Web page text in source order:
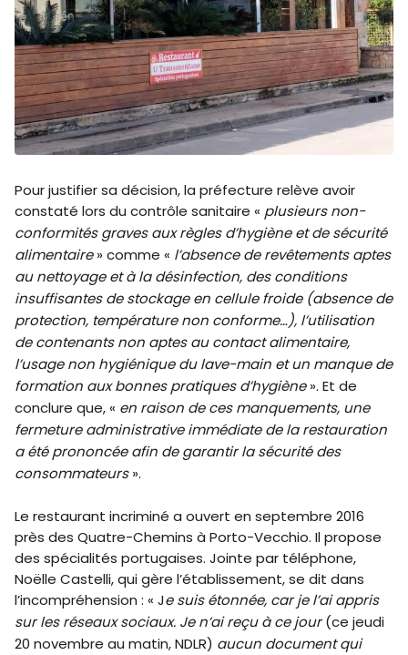
Pour justifier sa décision, la préfecture relève avoir
constaté lors du contrôle sanitaire « plusieurs non-
conformités graves aux règles d’hygiène et de sécurité
alimentaire» comme « l’absence de revêtements aptes
au nettoyage et à la désinfection, des conditions
insuffisantes de stockage en cellule froide (absence de
protection, température non conforme…), l’utilisation
de contenants non aptes au contact alimentaire,
l’usage non hygiénique du lave-main et un manque de
formation aux bonnes pratiques d’hygiène». Et de
conclure que, « en raison de ces manquements, une
fermeture administrative immédiate de la restauration
a été prononcée afin de garantir la sécurité des
consommateurs».
Le restaurant incriminé a ouvert en septembre 2016
près des Quatre-Chemins à Porto-Vecchio. Il propose
des spécialités portugaises. Jointe par téléphone,
Noëlle Castelli, qui gère l’établissement, se dit dans
l’incompréhension : « Je suis étonnée, car je l’ai appris
sur les réseaux sociaux. Je n’ai reçu à ce jour(ce jeudi
20 novembre au matin, NDLR) aucun document qui